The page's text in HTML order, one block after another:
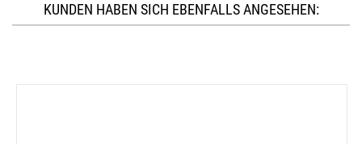
KUNDEN HABEN SICH EBENFALLS ANGESEHEN: